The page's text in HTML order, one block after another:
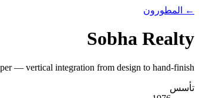
← المطورون
Sobha Realty
— vertical integration from design to hand-finish.
تأسس